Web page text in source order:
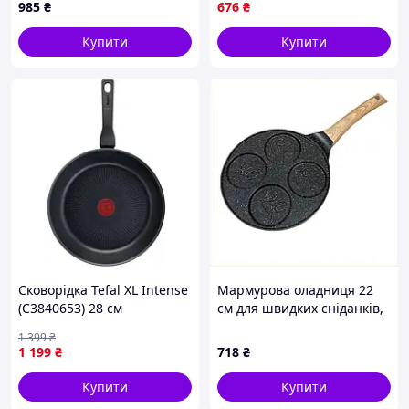
Особливості:
985 ₴
Купити
676 ₴
Купити
Сковорідка Tefal XL Intense
(C3840653) 28 см
1 199 ₴
1 399₴
Купити
Мармурова оладниця 22
см для швидких сніданків,
718 ₴
Купити